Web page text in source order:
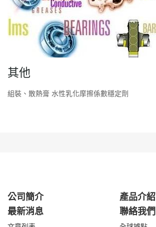
其他
組裝、散熱膏 水性乳化摩擦係數穩定劑
公司簡介
產品介紹
最新消息
聯絡我們